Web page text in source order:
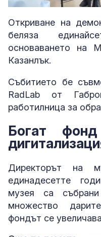
19.53%
Откриване на
беляза
основаването на
Казанлък.
Събитието бе
RadLab от
работилница за
Богат
Директорът на
единадесетте
музея са
множество
фондът се